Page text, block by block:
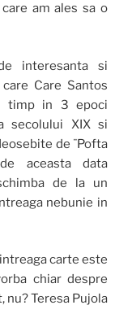
am ales sa o
interesanta si
Care Santos
timp in 3 epoci
secolului XIX si
de ¨Pofta
aceasta data
de la un
nebunie in
carte este
chiar despre
nu? Teresa Pujola